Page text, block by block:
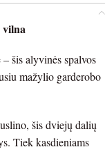
vilna
šis alyvinės spalvos
mažylio garderobo
šis dviejų dalių
Tiek kasdieniams